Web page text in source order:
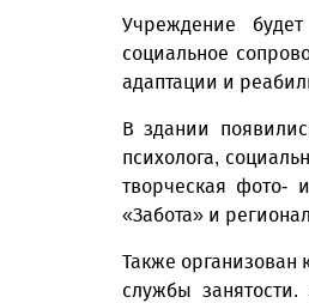
Учреждение
социальное
адаптации и
В здании
психолога,
творческая фото-
«Забота» и
Также организован
службы